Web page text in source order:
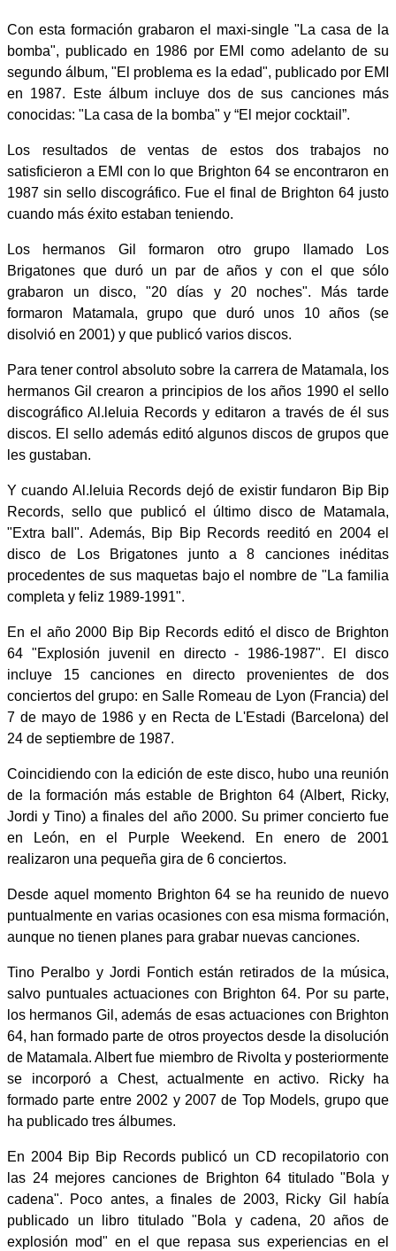
Con esta formación grabaron el maxi-single "La casa de la
bomba", publicado en 1986 por EMI como adelanto de su
segundo álbum, "El problema es la edad", publicado por EMI
en 1987. Este álbum incluye dos de sus canciones más
conocidas: "La casa de la bomba" y “El mejor cocktail”.
Los resultados de ventas de estos dos trabajos no
satisficieron a EMI con lo que Brighton 64 se encontraron en
1987 sin sello discográfico. Fue el final de Brighton 64 justo
cuando más éxito estaban teniendo.
Los hermanos Gil formaron otro grupo llamado Los
Brigatones que duró un par de años y con el que sólo
grabaron un disco, "20 días y 20 noches". Más tarde
formaron Matamala, grupo que duró unos 10 años (se
disolvió en 2001) y que publicó varios discos.
Para tener control absoluto sobre la carrera de Matamala, los
hermanos Gil crearon a principios de los años 1990 el sello
discográfico Al.leluia Records y editaron a través de él sus
discos. El sello además editó algunos discos de grupos que
les gustaban.
Y cuando Al.leluia Records dejó de existir fundaron Bip Bip
Records, sello que publicó el último disco de Matamala,
"Extra ball". Además, Bip Bip Records reeditó en 2004 el
disco de Los Brigatones junto a 8 canciones inéditas
procedentes de sus maquetas bajo el nombre de "La familia
completa y feliz 1989-1991".
En el año 2000 Bip Bip Records editó el disco de Brighton
64 "Explosión juvenil en directo - 1986-1987". El disco
incluye 15 canciones en directo provenientes de dos
conciertos del grupo: en Salle Romeau de Lyon (Francia) del
7 de mayo de 1986 y en Recta de L'Estadi (Barcelona) del
24 de septiembre de 1987.
Coincidiendo con la edición de este disco, hubo una reunión
de la formación más estable de Brighton 64 (Albert, Ricky,
Jordi y Tino) a finales del año 2000. Su primer concierto fue
en León, en el Purple Weekend. En enero de 2001
realizaron una pequeña gira de 6 conciertos.
Desde aquel momento Brighton 64 se ha reunido de nuevo
puntualmente en varias ocasiones con esa misma formación,
aunque no tienen planes para grabar nuevas canciones.
Tino Peralbo y Jordi Fontich están retirados de la música,
salvo puntuales actuaciones con Brighton 64. Por su parte,
los hermanos Gil, además de esas actuaciones con Brighton
64, han formado parte de otros proyectos desde la disolución
de Matamala. Albert fue miembro de Rivolta y posteriormente
se incorporó a Chest, actualmente en activo. Ricky ha
formado parte entre 2002 y 2007 de Top Models, grupo que
ha publicado tres álbumes.
En 2004 Bip Bip Records publicó un CD recopilatorio con
las 24 mejores canciones de Brighton 64 titulado "Bola y
cadena". Poco antes, a finales de 2003, Ricky Gil había
publicado un libro titulado "Bola y cadena, 20 años de
explosión mod" en el que repasa sus experiencias en el